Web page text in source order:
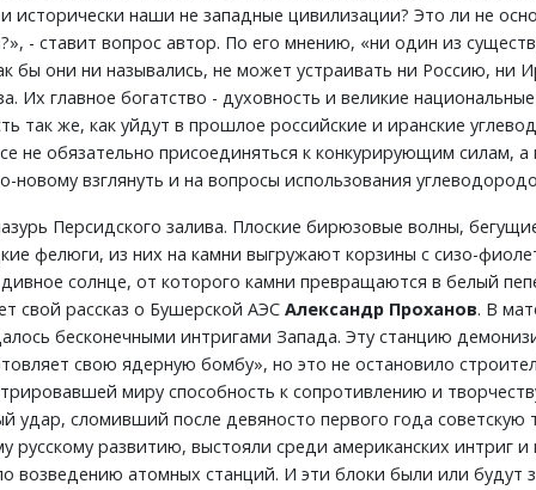
и исторически наши не западные цивилизации? Это ли не
- ставит вопрос автор. По его мнению, «ни один из
бы они ни назывались, не может устраивать ни Россию,
Их главное богатство - духовность и великие
так же, как уйдут в прошлое российские и иранские
не обязательно присоединяться к конкурирующим
новому взглянуть и на вопросы использования
Персидского залива. Плоские бирюзовые волны,
фелюги, из них на камни выгружают корзины с сизо-
солнце, от которого камни превращаются в белый
свой рассказ о Бушерской АЭС Александр Проханов. В
бесконечными интригами Запада. Эту станцию
свою ядерную бомбу», но это не остановило
миру способность к сопротивлению и
удар, сломивший после девяносто первого года
русскому развитию, выстояли среди американских интриг
возведению атомных станций. И эти блоки были или